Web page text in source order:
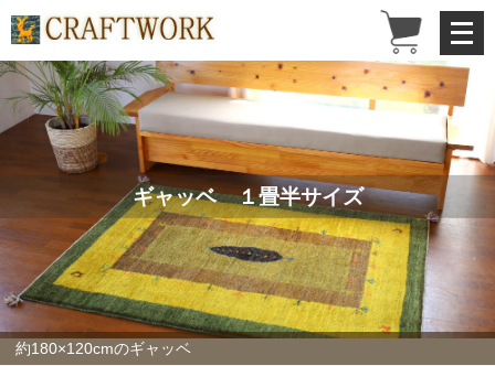
メ
ニ
ュ
ー
を
開
く
ギャッベ １畳半サイズ
約180×120cmのギャッベ